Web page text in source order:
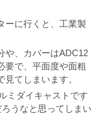
ーに行くと、工業製
や、カバーはADC12
要で、平面度や面粗
てしまいます。
ミダイキャストです
うなと思ってしまい